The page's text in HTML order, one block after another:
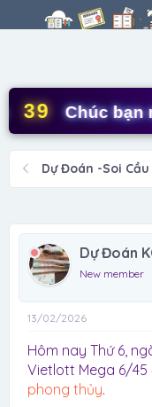
e
s
t
a
r
t
Chúc bạn
Dự Đoán -Soi Cầu
Dự Đoán
New member
13/02/2026
Hôm nay Thứ 6,
Vietlott Mega 6/45
phong thủy.